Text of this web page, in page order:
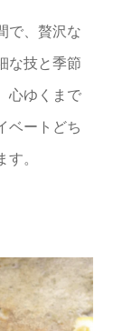
で、贅沢な
な技と季節
心ゆくまで
ベートどち
。